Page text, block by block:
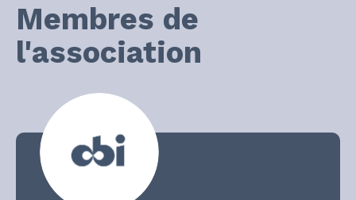
Membres de
l'association